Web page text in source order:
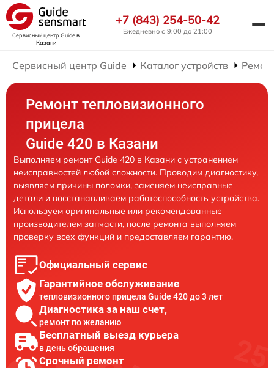
Сервисный центр Guideв
Казани
+7 (843) 254-50-42
Ежедневно с 9:00 до 21:00
Сервисный центр Guide Каталог устройств
Ремонт тепловизионного
прицела
Guide 420 в Казани
Выполняем ремонт Guide 420 в Казани с устранением
неисправностей любой сложности. Проводим диагностику,
выявляем причины поломки, заменяем неисправные
детали и восстанавливаем работоспособность устройства.
Используем оригинальные или рекомендованные
производителем запчасти, после ремонта выполняем
проверку всех функций и предоставляем гарантию.
Официальный сервис
Гарантийное обслуживание
тепловизионного прицела Guide 420 до 3 лет
Диагностика за наш счет,
ремонт по желанию
Бесплатный выезд курьера
в день обращения
Срочный ремонт